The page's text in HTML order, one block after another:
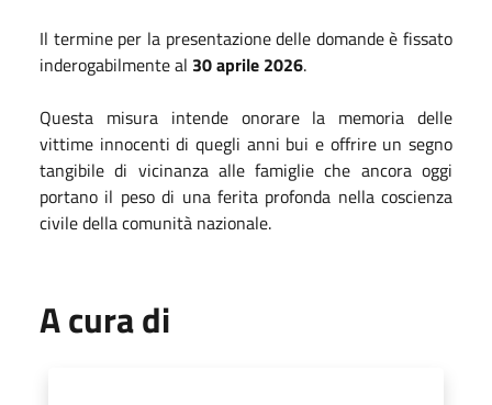
Il termine per la presentazione delle domande è fissato
inderogabilmente al 30 aprile 2026.
Questa misura intende onorare la memoria delle
vittime innocenti di quegli anni bui e offrire un segno
tangibile di vicinanza alle famiglie che ancora oggi
portano il peso di una ferita profonda nella coscienza
civile della comunità nazionale.
A cura di